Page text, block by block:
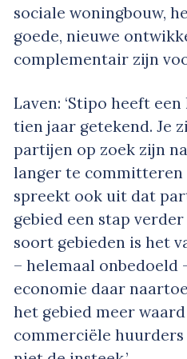
sociale woningbouw,
goede, nieuwe
complementair zijn
Laven: ‘Stipo heeft
tien jaar getekend. Je
partijen op zoek zijn
langer te committeren
spreekt ook uit dat
gebied een stap
soort gebieden is het
– helemaal onbedoeld
economie daar
het gebied meer
commerciële